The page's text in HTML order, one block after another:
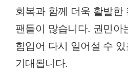
회복과 함께 더욱 활발한
팬들이 많습니다. 권민아
힘입어 다시 일어설 수 있
기대됩니다.